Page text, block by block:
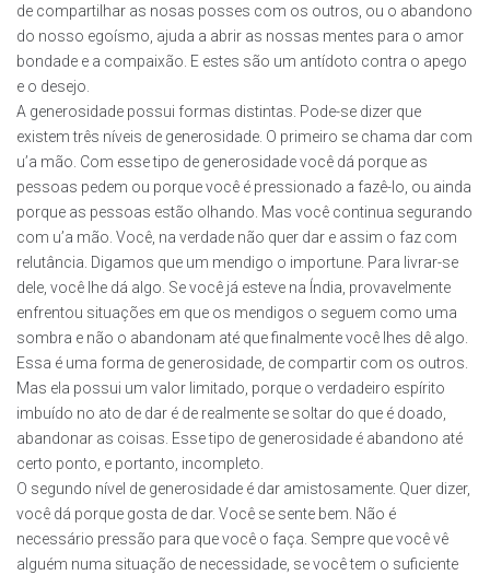
de compartilhar as nosas posses com os outros, ou o abandono
do nosso egoísmo, ajuda a abrir as nossas mentes para o amor
bondade e a compaixão. E estes são um antídoto contra o apego
e o desejo.
A generosidade possui formas distintas. Pode-se dizer que
existem três níveis de generosidade. O primeiro se chama dar com
u’a mão. Com esse tipo de generosidade você dá porque as
pessoas pedem ou porque você é pressionado a fazê-lo, ou ainda
porque as pessoas estão olhando. Mas você continua segurando
com u’a mão. Você, na verdade não quer dar e assim o faz com
relutância. Digamos que um mendigo o importune. Para livrar-se
dele, você lhe dá algo. Se você já esteve na Índia, provavelmente
enfrentou situações em que os mendigos o seguem como uma
sombra e não o abandonam até que finalmente você lhes dê algo.
Essa é uma forma de generosidade, de compartir com os outros.
Mas ela possui um valor limitado, porque o verdadeiro espírito
imbuído no ato de dar é de realmente se soltar do que é doado,
abandonar as coisas. Esse tipo de generosidade é abandono até
certo ponto, e portanto, incompleto.
O segundo nível de generosidade é dar amistosamente. Quer dizer,
você dá porque gosta de dar. Você se sente bem. Não é
necessário pressão para que você o faça. Sempre que você vê
alguém numa situação de necessidade, se você tem o suficiente